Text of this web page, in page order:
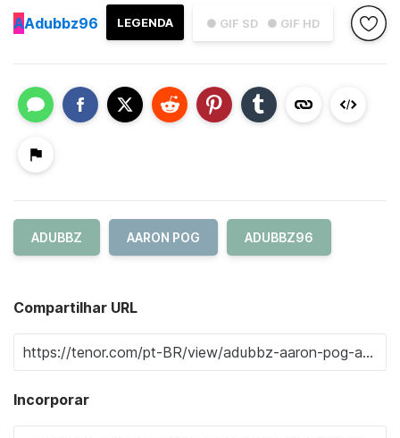
● GIF SD ● GIF HD
LEGENDA
AAdubbz96
ADUBBZ AARON POG ADUBBZ96
Compartilhar URL
Incorporar